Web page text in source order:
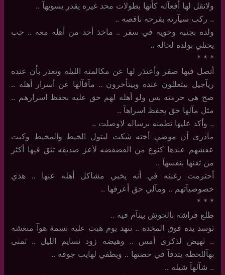
ولانقل لها أفعآله كأنها بطولات محد غيره يقدر يسويهآ ..
..‏ ركب سيآرته بفرحه ناقصه ..
ولده بجنبه وخويه في سفر .. ماخذ أحد من أهله معه .. حب
يختلي بولده لحاله ..
‏*‏ * *
أتصل فيها صقر وأعتذر لها عن مكالمته الليله وتعذر بأن عنده
ريآجيل بيتعللون عنده وبيتأخرون .. مآقآلها عن أسرار أهله ..
صح هي حرمته بس ولو أهله لهم حق عليه بحفظ اسرارهم ..
مثل مآلها حق بحفظ اسراهآ ..
..‏ وأكد عليها تطمنه برساله لاوصلت ..
مآدرى أن موضي أخته شكت لبتول الخيط والمخيط وكبت
عفشهم عندها كنوع من الفضفضه لأعز صديقه تثق فيها أكثر
من ثقتها بنفسهآ ..
أحترمت رغبته في أنه يخبي مشاكل أهله عنها .. هذي
خصوصيآتهم .. ومآلي حق أعرفها ..
‏*‏ * *
طلع فراشه بالحوش بينآم فيه ..
توسد يده فوق المخده .. تنهد يوم هبت عليه نسمة هوآ منعشه
.. تهيض لذكرى أمس .. وهيضه زود نسايم الليل .. تمنى
بهآللحظه يتدفآ في حضنها .. ويطفي لهايب جوفه ..
..‏ شآلهآ شيله ..